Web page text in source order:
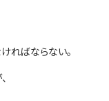
ればならない。